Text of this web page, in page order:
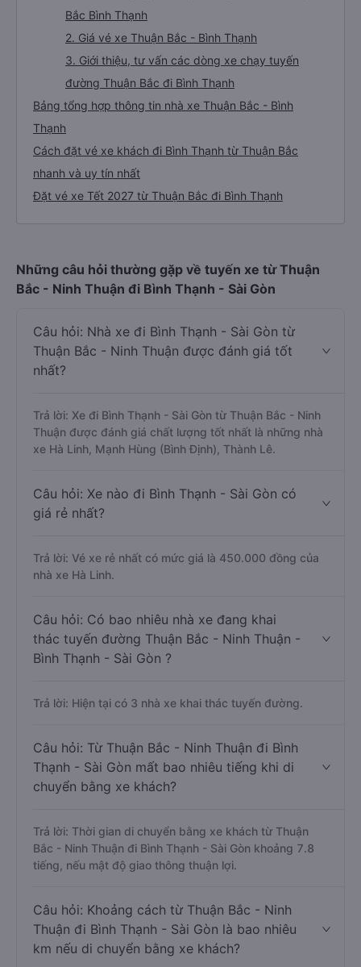
Bắc Bình Thạnh
2. Giá vé xe Thuận Bắc - Bình Thạnh
3. Giới thiệu, tư vấn các dòng xe chạy tuyến
đường Thuận Bắc đi Bình Thạnh
Bảng tổng hợp thông tin nhà xe Thuận Bắc - Bình
Thạnh
Cách đặt vé xe khách đi Bình Thạnh từ Thuận Bắc
nhanh và uy tín nhất
Đặt vé xe Tết 2027 từ Thuận Bắc đi Bình Thạnh
Những câu hỏi thường gặp về tuyến xe từ Thuận
Bắc - Ninh Thuận đi Bình Thạnh - Sài Gòn
Câu hỏi: Nhà xe đi Bình Thạnh - Sài Gòn từ
Thuận Bắc - Ninh Thuận được đánh giá tốt
nhất?
Trả lời: Xe đi Bình Thạnh - Sài Gòn từ Thuận Bắc - Ninh
Thuận được đánh giá chất lượng tốt nhất là những nhà
xe Hà Linh, Mạnh Hùng (Bình Định), Thành Lê.
Câu hỏi: Xe nào đi Bình Thạnh - Sài Gòn có
giá rẻ nhất?
Trả lời: Vé xe rẻ nhất có mức giá là 450.000 đồng của
nhà xe Hà Linh.
Câu hỏi: Có bao nhiêu nhà xe đang khai
thác tuyến đường Thuận Bắc - Ninh Thuận -
Bình Thạnh - Sài Gòn ?
Trả lời: Hiện tại có 3 nhà xe khai thác tuyến đường.
Câu hỏi: Từ Thuận Bắc - Ninh Thuận đi Bình
Thạnh - Sài Gòn mất bao nhiêu tiếng khi di
chuyển bằng xe khách?
Trả lời: Thời gian di chuyển bằng xe khách từ Thuận
Bắc - Ninh Thuận đi Bình Thạnh - Sài Gòn khoảng 7.8
tiếng, nếu mật độ giao thông thuận lợi.
Câu hỏi: Khoảng cách từ Thuận Bắc - Ninh
Thuận đi Bình Thạnh - Sài Gòn là bao nhiêu
km nếu di chuyển bằng xe khách?